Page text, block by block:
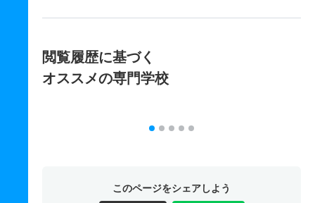
閲覧履歴に基づく
オススメの専門学校
このページをシェアしよう